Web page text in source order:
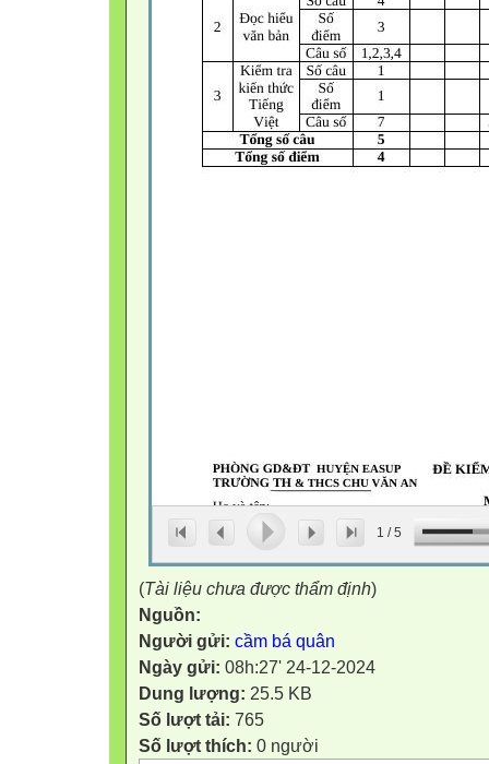
1 /5
(Tài liệu chưa được thẩm định)
Nguồn:
Người gửi: cầm bá quân
Ngày gửi: 08h:27' 24-12-2024
Dung lượng: 25.5 KB
Số lượt tải: 765
Số lượt thích: 0 người